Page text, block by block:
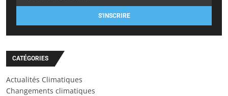
S'INSCRIRE
CATÉGORIES
Actualités Climatiques
Changements climatiques